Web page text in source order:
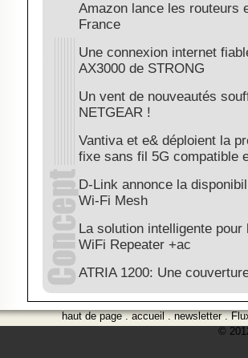
Amazon lance les routeurs
France
Une connexion internet
AX3000 de STRONG
Un vent de nouveautés
NETGEAR !
Vantiva et e& déploient la
fixe sans fil 5G compatible
D-Link annonce la
Wi-Fi Mesh
La solution intelligente
WiFi Repeater +ac
ATRIA 1200: Une
haut de page.accueil.newsletter.
©